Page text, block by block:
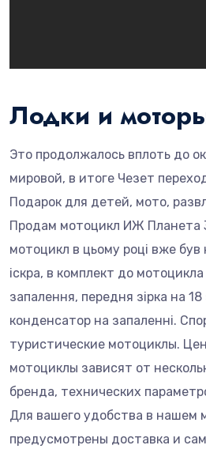
Лодки и
Это продолжалось вплоть до
мировой, в итоге Чезет
Подарок для детей, мото,
Продам мотоцикл ИЖ Планета
мотоцикл в цьому році вже був
іскра, в комплект до
запалення, передня зірка на 18
конденсатор на запаленні.
туристические мотоциклы.
мотоциклы зависят от
бренда, технических
Для вашего удобства в нашем
предусмотрены доставка и